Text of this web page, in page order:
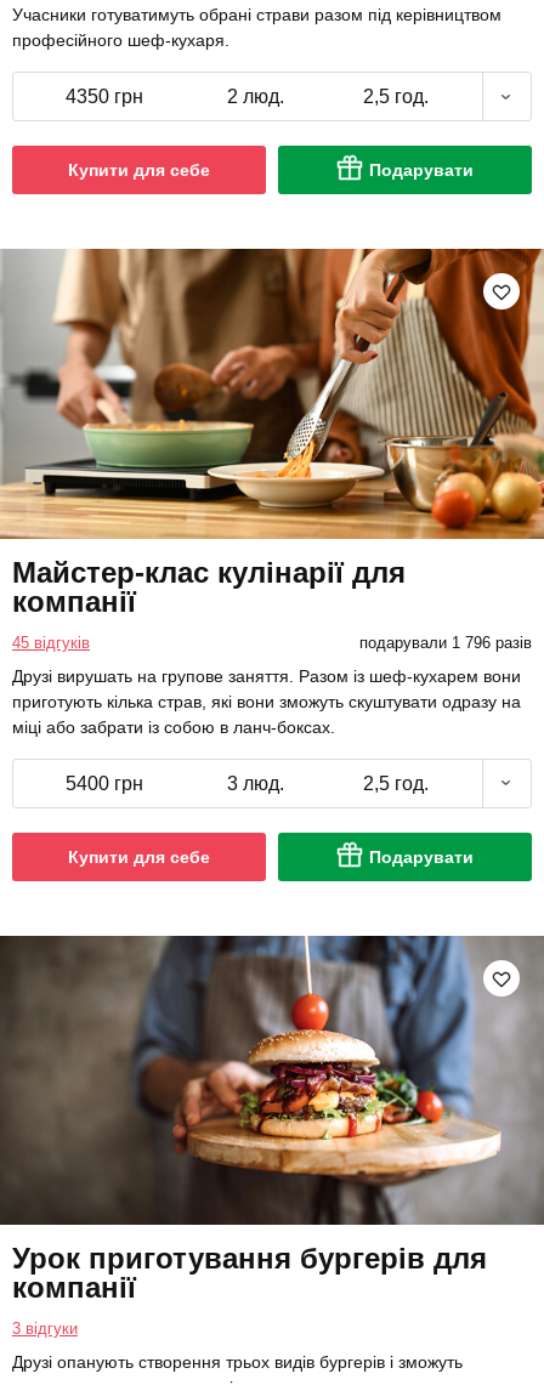
Учасники готуватимуть обрані страви разом під керівництвом
професійного шеф-кухаря.
4350 грн 2 люд. 2,5 год.
Купити для себе Подарувати
Майстер-клас кулінарії для
компанії
45 відгуків подарували 1 796 разів
Друзі вирушать на групове заняття. Разом із шеф-кухарем вони
приготують кілька страв, які вони зможуть скуштувати одразу на
міці або забрати із собою в ланч-боксах.
5400 грн 3 люд. 2,5 год.
Купити для себе Подарувати
Урок приготування бургерів для
компанії
3 відгуки
Друзі опанують створення трьох видів бургерів і зможуть